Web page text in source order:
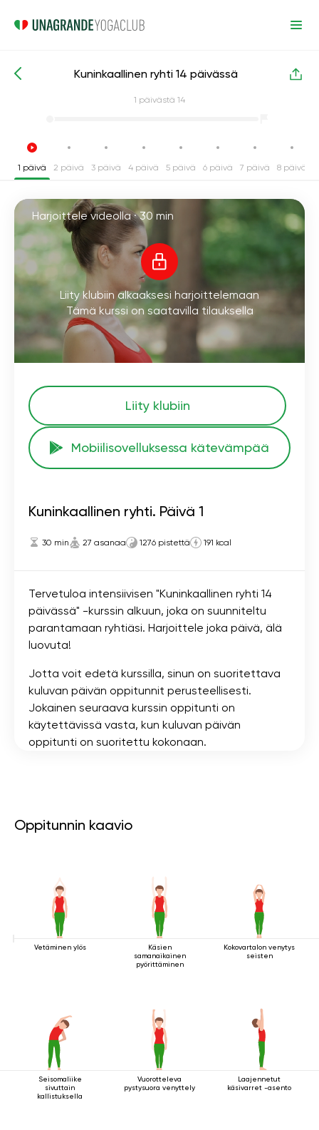
Intensiiviset joogakurssit Takaisin
Kuninkaallinen ryhti 14 päivässä
1 päivästä 14
1 päivä 2 päivä 3 päivä 4 päivä 5 päivä 6 päivä 7 päivä 8 päivä
Harjoittele videolla ·30 min
Liity klubiin alkaaksesi harjoittelemaan
Tämä kurssi on saatavilla tilauksella
Liity klubiin
Mobiilisovelluksessa kätevämpää
Kuninkaallinen ryhti. Päivä 1
30 min 27 asanaa 1276 pistettä 191 kcal
Tervetuloa intensiivisen "Kuninkaallinen ryhti 14
päivässä" -kurssin alkuun, joka on suunniteltu
parantamaan ryhtiäsi. Harjoittele joka päivä, älä
luovuta!
Jotta voit edetä kurssilla, sinun on suoritettava
kuluvan päivän oppitunnit perusteellisesti.
Jokainen seuraava kurssin oppitunti on
käytettävissä vasta, kun kuluvan päivän
oppitunti on suoritettu kokonaan.
Oppitunnin kaavio
Vetäminen ylös
Käsien
samanaikainen
pyörittäminen
Kokovartalon venytys
seisten
Seisomaliike
sivuttain
kallistuksella
Vuorotteleva
pystysuora venyttely
Laajennetut
käsivarret -asento